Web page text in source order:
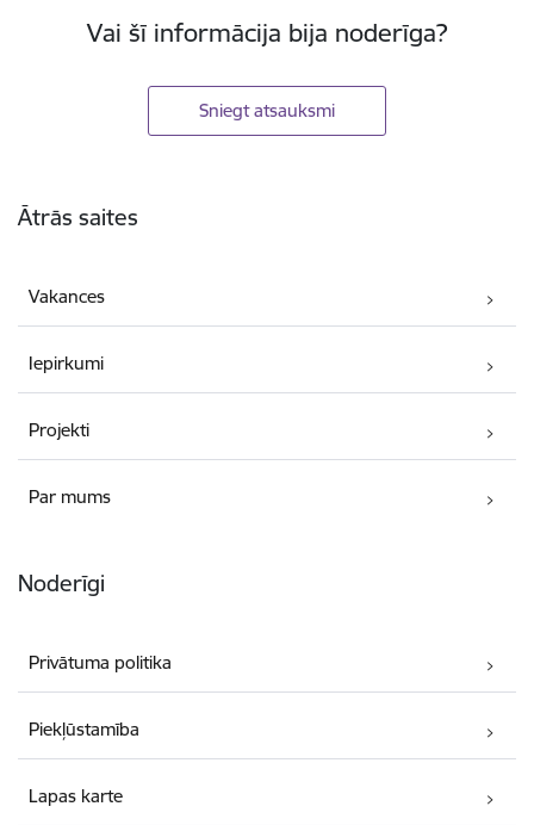
Vai šī informācija bija noderīga?
Sniegt atsauksmi
Ātrās saites
Vakances
Iepirkumi
Projekti
Par mums
Noderīgi
Privātuma politika
Piekļūstamība
Lapas karte